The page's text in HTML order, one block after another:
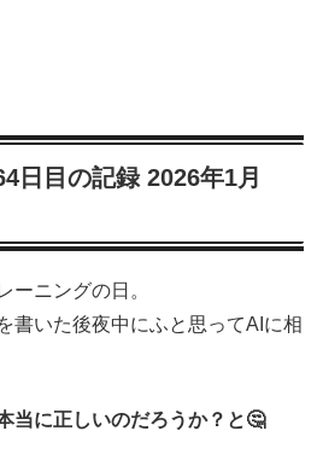
日目の記録 2026年1月
ーニングの日。
書いた後夜中にふと思ってAIに相
当に正しいのだろうか？と🤔